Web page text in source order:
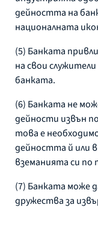
дейността на
националната
(5) Банката
на свои служители
банката.
(6) Банката не
дейности извън
това е
дейността й или
вземанията си
(7) Банката може
дружества за